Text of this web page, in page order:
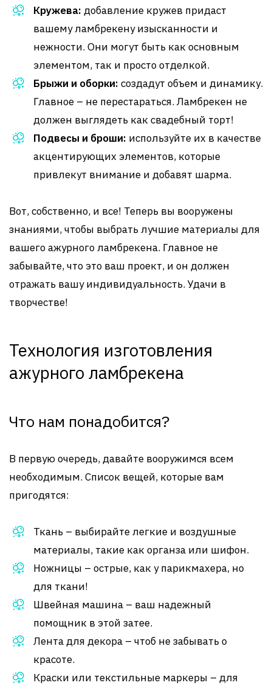
Кружева: добавление кружев придаст
вашему ламбрекену изысканности и
нежности. Они могут быть как основным
элементом, так и просто отделкой.
Брыжи и оборки: создадут объем и динамику.
Главное – не перестараться. Ламбрекен не
должен выглядеть как свадебный торт!
Подвесы и броши: используйте их в качестве
акцентирующих элементов, которые
привлекут внимание и добавят шарма.
Вот, собственно, и все! Теперь вы вооружены
знаниями, чтобы выбрать лучшие материалы для
вашего ажурного ламбрекена. Главное не
забывайте, что это ваш проект, и он должен
отражать вашу индивидуальность. Удачи в
творчестве!
Технология изготовления
ажурного ламбрекена
Что нам понадобится?
В первую очередь, давайте вооружимся всем
необходимым. Список вещей, которые вам
пригодятся:
Ткань – выбирайте легкие и воздушные
материалы, такие как органза или шифон.
Ножницы – острые, как у парикмахера, но
для ткани!
Швейная машина – ваш надежный
помощник в этой затее.
Лента для декора – чтоб не забывать о
красоте.
Краски или текстильные маркеры – для